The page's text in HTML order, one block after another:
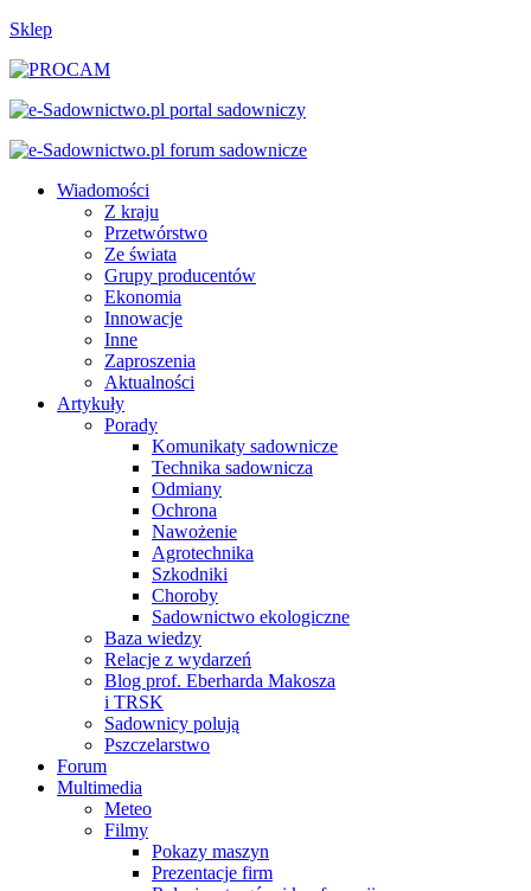
Sklep
Wiadomości
Z kraju
Przetwórstwo
Ze świata
Grupy producentów
Ekonomia
Innowacje
Inne
Zaproszenia
Aktualności
Artykuły
Porady
Komunikaty sadownicze
Technika sadownicza
Odmiany
Ochrona
Nawożenie
Agrotechnika
Szkodniki
Choroby
Sadownictwo ekologiczne
Baza wiedzy
Relacje z wydarzeń
Blog prof. Eberharda Makosza
i TRSK
Sadownicy polują
Pszczelarstwo
Forum
Multimedia
Meteo
Filmy
Pokazy maszyn
Prezentacje firm